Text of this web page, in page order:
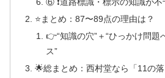
⑥ ❗道路標識・標示の知識が不
⭐まとめ：87〜89点の理由は？
👉“知識の穴”＋“ひっかけ問題
ス”
🌟総まとめ：西村堂なら「11の